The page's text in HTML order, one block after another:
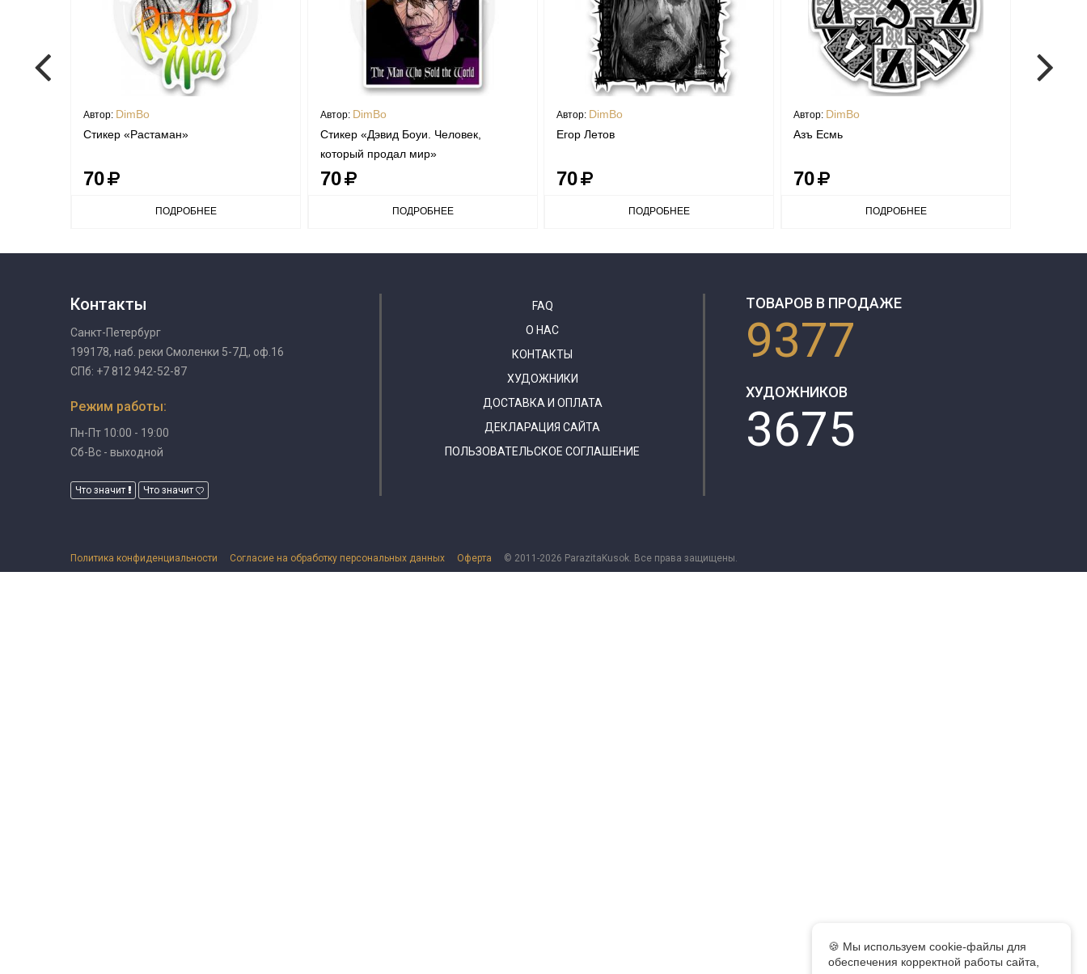
Автор: DimBo
Стикер «Растаман»
70
ПОДРОБНЕЕ
Автор: DimBo
Стикер «Дэвид Боуи. Человек,
который продал мир»
70
ПОДРОБНЕЕ
Автор: DimBo
Егор Летов
70
ПОДРОБНЕЕ
Автор: DimBo
Азъ Есмь
70
ПОДРОБНЕЕ
Контакты
Санкт-Петербург
199178, наб. реки Смоленки 5-7Д, оф.16
СПб: +7 812 942-52-87
Режим работы:
Пн-Пт 10:00 - 19:00
Сб-Вс - выходной
Что значит Что значит
FAQ
О НАС
КОНТАКТЫ
ХУДОЖНИКИ
ДОСТАВКА И ОПЛАТА
ДЕКЛАРАЦИЯ САЙТА
ПОЛЬЗОВАТЕЛЬСКОЕ СОГЛАШЕНИЕ
ТОВАРОВ В ПРОДАЖЕ
9377
ХУДОЖНИКОВ
3675
🍪 Мы используем cookie-файлы для
обеспечения корректной работы сайта,
Политика конфиденциальности Согласие на обработку персональных данных Оферта © 2011-2026 ParazitaKusok. Все права защищены.